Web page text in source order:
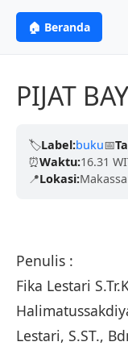
MI CV.
dan peneliti
Terbitkan
proses yang
ramah.
🏠 Beranda
PIJAT
🏷️Label:buku📅
⏰Waktu:16.31
📍Lokasi:
Penulis :
Fika Lestari
Lestari, S.ST.,